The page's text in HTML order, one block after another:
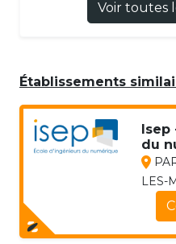
Voir toutes
Établissements
Isep
du
LES-